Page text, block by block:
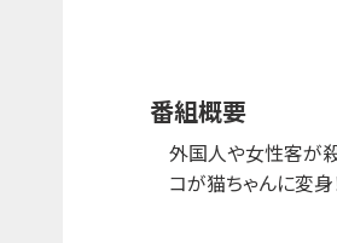
番組概要
外国人や女性客が
コが猫ちゃんに変